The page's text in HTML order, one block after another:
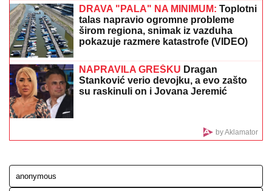
JORDAN UPOZORAVA:
zbog statusa Al Akse, Aman saziva sastanak
EKSKLUZIVNI PAPARACO BRENE SA
prestižnom hotelu u Crnoj Gori:
Viktorova devojka bez šminke (VIDEO)